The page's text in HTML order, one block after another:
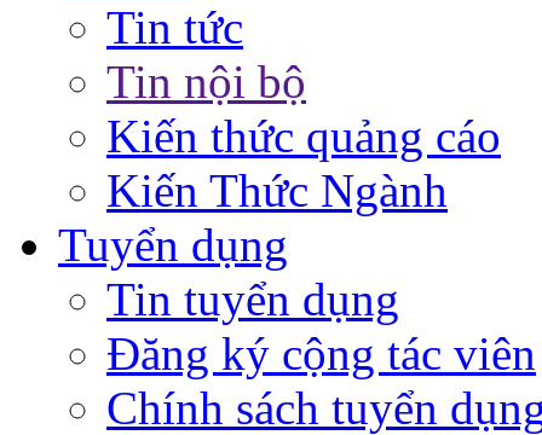
Tin tức
Tin nội bộ
Kiến thức quảng cáo
Kiến Thức Ngành
Tuyển dụng
Tin tuyển dụng
Đăng ký cộng tác viên
Chính sách tuyển